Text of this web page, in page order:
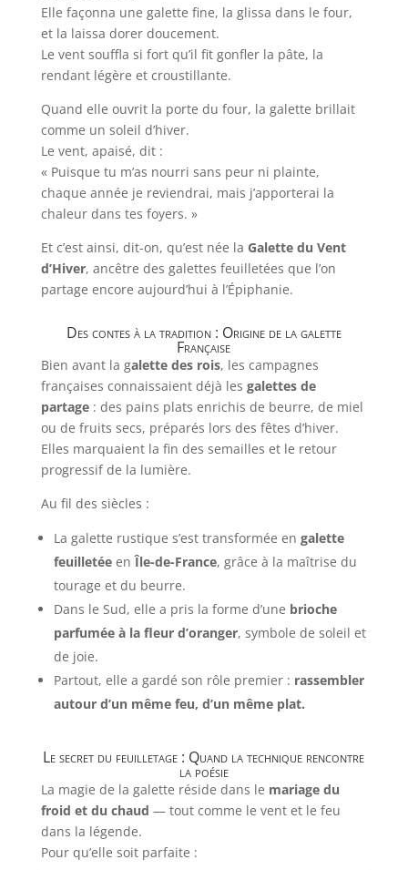
Elle façonna une galette fine, la glissa dans le four,
et la laissa dorer doucement.
Le vent souffla si fort qu’il fit gonfler la pâte, la
rendant légère et croustillante.
Quand elle ouvrit la porte du four, la galette brillait
comme un soleil d’hiver.
Le vent, apaisé, dit :
« Puisque tu m’as nourri sans peur ni plainte,
chaque année je reviendrai, mais j’apporterai la
chaleur dans tes foyers. »
Et c’est ainsi, dit-on, qu’est née la Galette du Vent
d’Hiver, ancêtre des galettes feuilletées que l’on
partage encore aujourd’hui à l’Épiphanie.
Des contes à la tradition : Origine de la galette
Française
Bien avant la galette des rois, les campagnes
françaises connaissaient déjà les galettes de
partage: des pains plats enrichis de beurre, de miel
ou de fruits secs, préparés lors des fêtes d’hiver.
Elles marquaient la fin des semailles et le retour
progressif de la lumière.
Au fil des siècles :
La galette rustique s’est transformée en galette
feuilletéeenÎle-de-France, grâce à la maîtrise du
tourage et du beurre.
Dans le Sud, elle a pris la forme d’une brioche
parfumée à la fleur d’oranger, symbole de soleil et
de joie.
Partout, elle a gardé son rôle premier : rassembler
autour d’un même feu, d’un même plat.
Le secret du feuilletage : Quand la technique rencontre
la poésie
La magie de la galette réside dans le mariage du
froid et du chaud — tout comme le vent et le feu
dans la légende.
Pour qu’elle soit parfaite :